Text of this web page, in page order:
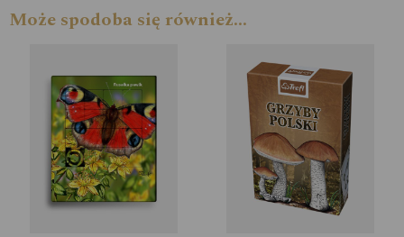
Może spodoba się również…